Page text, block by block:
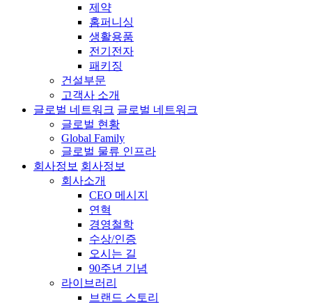
제약
홈퍼니싱
생활용품
전기전자
패키징
건설부문
고객사 소개
글로벌 네트워크 글로벌 네트워크
글로벌 현황
Global Family
글로벌 물류 인프라
회사정보 회사정보
회사소개
CEO 메시지
연혁
경영철학
수상/인증
오시는 길
90주년 기념
라이브러리
브랜드 스토리